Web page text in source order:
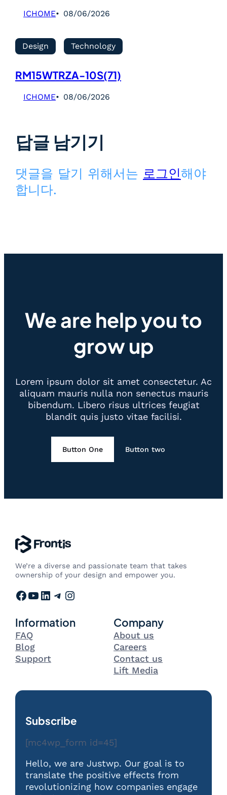
ICHOME 08/06/2026
Design Technology
RM15WTRZA-10S(71)
ICHOME 08/06/2026
답글 남기기
댓글을 달기 위해서는 로그인해야
합니다.
We are help you to
grow up
Lorem ipsum dolor sit amet consectetur. Ac
aliquam mauris nulla non senectus mauris
bibendum. Libero risus ultrices feugiat
blandit quis justo vitae facilisi.
Button One Button two
We’re a diverse and passionate team that takes
ownership of your design and empower you.
Facebook YouTube LinkedIn Telegram Instagram
Information
FAQ
Blog
Support
Company
About us
Careers
Contact us
Lift Media
Subscribe
[mc4wp_form id=45]
Hello, we are Justwp. Our goal is to
translate the positive effects from
revolutionizing how companies engage